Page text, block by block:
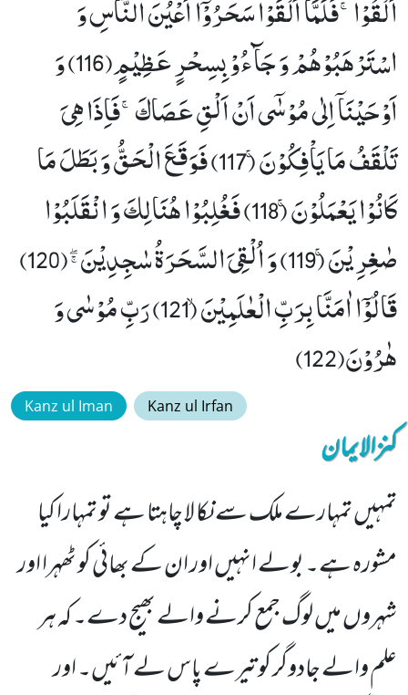
اَلْقُوْاۚ-فَلَمَّاۤ اَلْقَوْا سَحَرُوْۤا اَعْیُنَ النَّاسِ وَ
اسْتَرْهَبُوْهُمْ وَ جَآءُوْ بِسِحْرٍ عَظِیْمٍ(116) وَ
اَوْحَیْنَاۤ اِلٰى مُوْسٰۤى اَنْ اَلْقِ عَصَاكَۚ-فَاِذَا هِیَ
تَلْقَفُ مَا یَاْفِكُوْنَۚ (117) فَوَقَعَ الْحَقُّ وَ بَطَلَ مَا
كَانُوْا یَعْمَلُوْنَۚ (118) فَغُلِبُوْا هُنَالِكَ وَ انْقَلَبُوْا
صٰغِرِیْنَۚ (119) وَ اُلْقِیَ السَّحَرَةُ سٰجِدِیْنَﭕ(120)
قَالُوْۤا اٰمَنَّا بِرَبِّ الْعٰلَمِیْنَۙ (121) رَبِّ مُوْسٰى وَ
هٰرُوْنَ(122)
Kanz ul Iman Kanz ul Irfan
کنزالایمان
تمہیں تمہارے ملک سے نکا لا چاہتا ہے تو تمہارا کیا
مشورہ ہے۔ بولے انہیں اور ان کے بھائی کو ٹھہرا اور
شہروں میں لوگ جمع کرنے والے بھیج دے۔ کہ ہر
علم والے جادوگر کو تیرے پاس لے آئیں۔ اور